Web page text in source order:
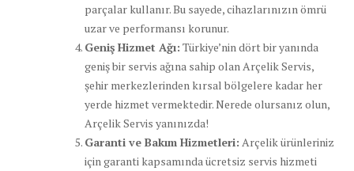
parçalar kullanır. Bu sayede, cihazlarınızın ömrü
uzar ve performansı korunur.
Geniş Hizmet Ağı: Türkiye’nin dört bir yanında
geniş bir servis ağına sahip olan Arçelik Servis,
şehir merkezlerinden kırsal bölgelere kadar her
yerde hizmet vermektedir. Nerede olursanız olun,
Arçelik Servis yanınızda!
Garanti ve Bakım Hizmetleri: Arçelik ürünleriniz
için garanti kapsamında ücretsiz servis hizmeti